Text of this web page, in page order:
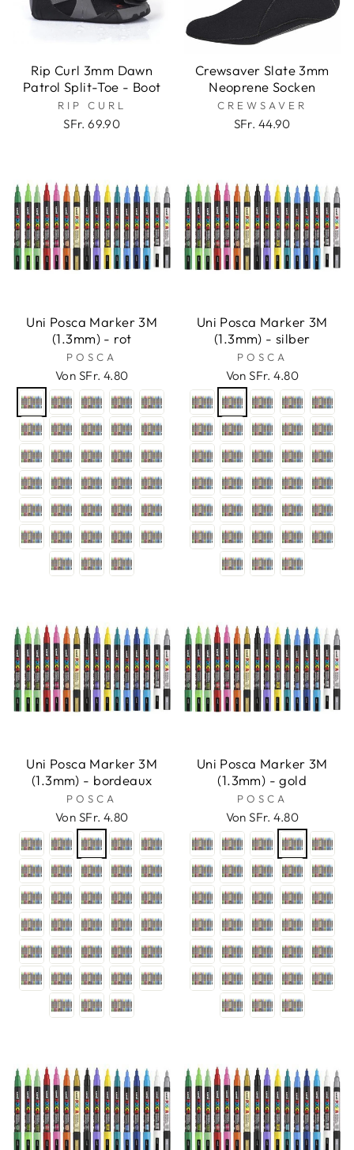
Rip Curl 3mm Dawn
Patrol Split-Toe - Boot
RIP CURL
SFr. 69.90
Crewsaver Slate 3mm
Neoprene Socken
CREWSAVER
SFr. 44.90
Uni Posca Marker 3M
(1.3mm) - rot
POSCA
Von SFr. 4.80
Uni Posca Marker 3M
(1.3mm) - silber
POSCA
Von SFr. 4.80
Uni Posca Marker 3M
(1.3mm) - bordeaux
POSCA
Von SFr. 4.80
Uni Posca Marker 3M
(1.3mm) - gold
POSCA
Von SFr. 4.80